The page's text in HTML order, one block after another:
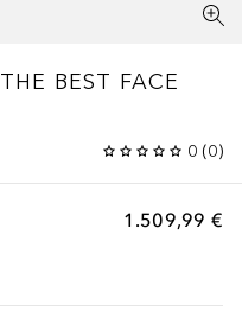
THE BEST FACE
0 (0)
1.509,99 €